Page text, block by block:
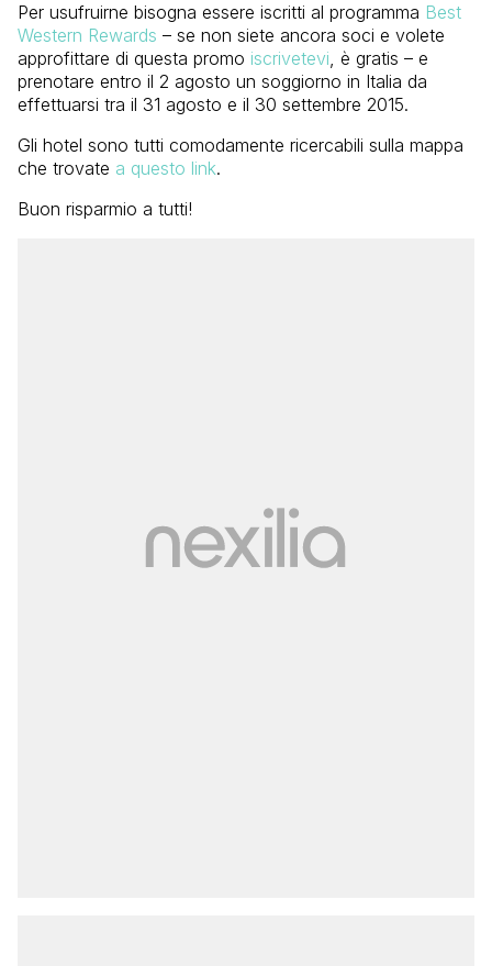
Per usufruirne bisogna essere iscritti al programma Best
Western Rewards – se non siete ancora soci e volete
approfittare di questa promo iscrivetevi, è gratis – e
prenotare entro il 2 agosto un soggiorno in Italia da
effettuarsi tra il 31 agosto e il 30 settembre 2015.
Gli hotel sono tutti comodamente ricercabili sulla mappa
che trovate a questo link.
Buon risparmio a tutti!